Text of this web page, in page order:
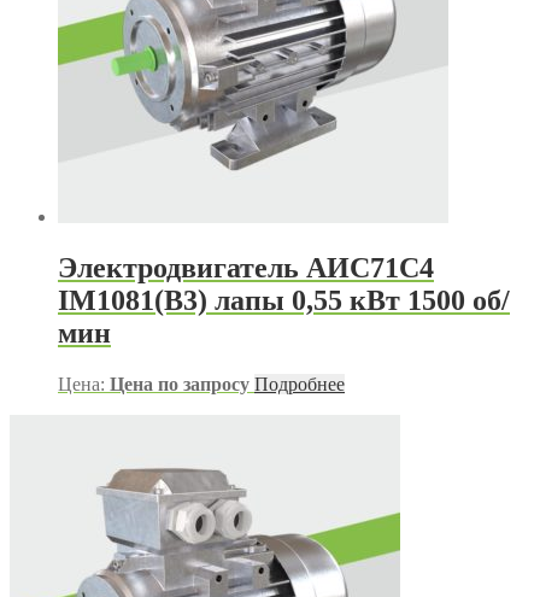
Электродвигатель АИС71С4
IM1081(B3) лапы 0,55 кВт 1500 об/
мин
Цена: Цена по запросу Подробнее